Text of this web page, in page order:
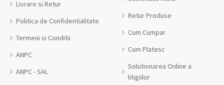
Livrare si Retur
Politica de Confidentialitate
Termeni si Conditii
ANPC
ANPC - SAL
Retur Produse
Cum Cumpar
Cum Platesc
Solutionarea Online a
litigiilor